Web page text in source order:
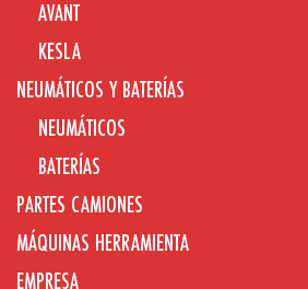
AVANT
KESLA
NEUMÁTICOS Y BATERÍAS
NEUMÁTICOS
BATERÍAS
PARTES CAMIONES
MÁQUINAS HERRAMIENTA
EMPRESA